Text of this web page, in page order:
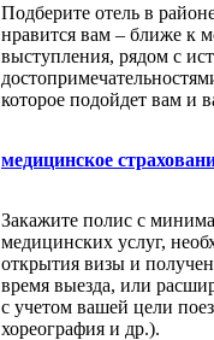
Подберите отель в
нравится вам – ближе к
выступления, рядом с
которое подойдет вам и
медицинское
Закажите полис с
медицинских услуг,
открытия визы и
время выезда, или
с учетом вашей цели
хореография и др.).